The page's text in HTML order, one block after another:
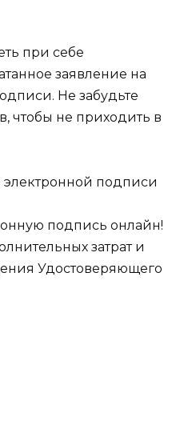
при себе
заявление на
Не забудьте
чтобы не приходить в
подписи
подпись онлайн!
затрат и
Удостоверяющего